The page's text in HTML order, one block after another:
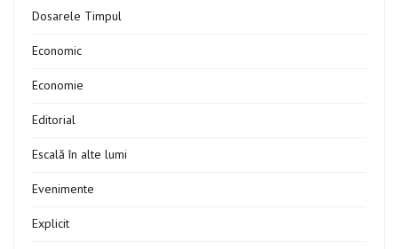
Dosarele Timpul
Economic
Economie
Editorial
Escală în alte lumi
Evenimente
Explicit